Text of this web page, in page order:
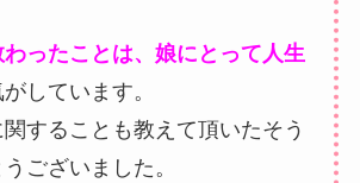
ったことは、娘にとって人生
しています。
することも教えて頂いたそう
ございました。